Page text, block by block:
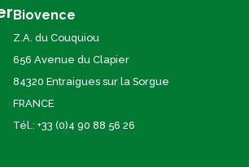
Biovence
Z.A. du Couquiou
656 Avenue du Clapier
84320 Entraigues sur la Sorgue
FRANCE
Tél.: +33 (0)4 90 88 56 26